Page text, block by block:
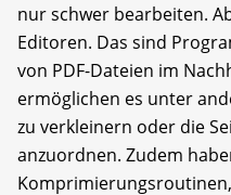
nur schwer bearbeiten.
Editoren. Das sind
von PDF-Dateien im
ermöglichen es unter
zu verkleinern oder die
anzuordnen. Zudem